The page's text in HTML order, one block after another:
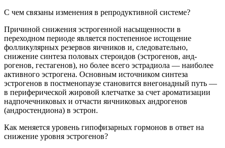
С чем связаны изменения в репродуктивной системе?
Причиной снижения эстрогенной насыщенности в
переходном периоде является постепенное истощение
фолликулярных резервов яичников и, следовательно,
снижение синтеза половых стероидов (эстрогенов, анд-
рогенов, гестагенов), но более всего эстрадиола — наиболее
активного эстрогена. Основным источником синтеза
эстрогенов в постменопаузе становится внегонадный путь —
в периферической жировой клетчатке за счет ароматизации
надпочечниковых и отчасти яичниковых андрогенов
(андростендиона) в эстрон.
Как меняется уровень гипофизарных гормонов в ответ на
снижение уровня эстрогенов?